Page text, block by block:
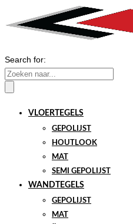
Search for:
VLOERTEGELS
GEPOLIJST
HOUTLOOK
MAT
SEMI GEPOLIJST
WANDTEGELS
GEPOLIJST
MAT